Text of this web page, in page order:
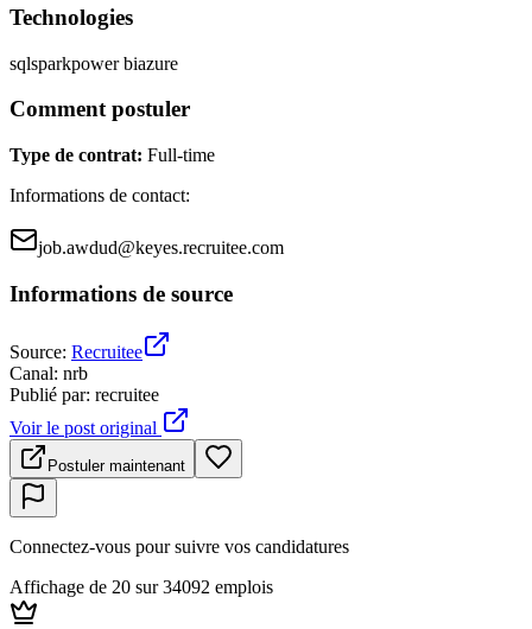
Technologies
sqlsparkpower biazure
Comment postuler
Type de contrat: Full-time
Informations de contact:
job.awdud@keyes.recruitee.com
Informations de source
Source: Recruitee
Canal: nrb
Publié par: recruitee
Voir le post original
Postuler maintenant
Connectez-vous pour suivre vos candidatures
Affichage de 20 sur 34092 emplois